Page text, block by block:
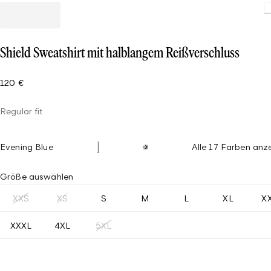
Shield Sweatshirt mit halblangem Reißverschluss
120 €
Regular fit
Evening Blue Alle 17 Farben
Größe auswählen
XXS XS S M L XL
XXXL 4XL 5XL